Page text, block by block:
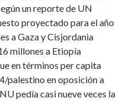
un reporte de UN
proyectado para el año
a Gaza y Cisjordania
millones a Etiopía
en términos per capita
palestino en oposición a
pedía casi nueve veces la